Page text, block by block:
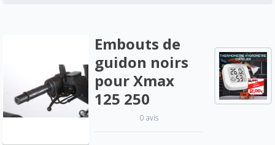
Embouts de
guidon noirs
pour Xmax
125 250
0 avis